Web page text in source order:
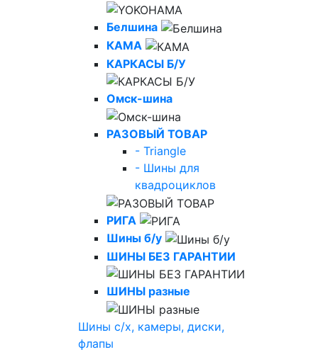
Белшина
КАМА
КАРКАСЫ Б/У
Омск-шина
РАЗОВЫЙ ТОВАР
- Triangle
- Шины для
квадроциклов
РИГА
Шины б/у
ШИНЫ БЕЗ ГАРАНТИИ
ШИНЫ разные
Шины с/х, камеры, диски,
флапы